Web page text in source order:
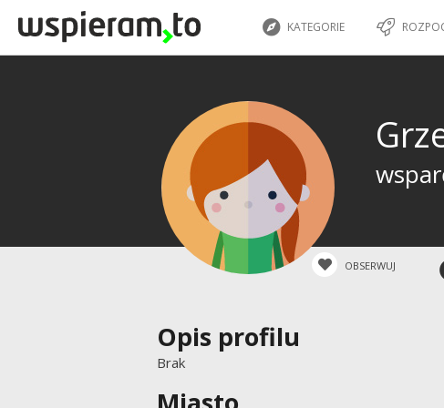
KATEGORIE
OBSERWUJ
Opis profilu
Brak